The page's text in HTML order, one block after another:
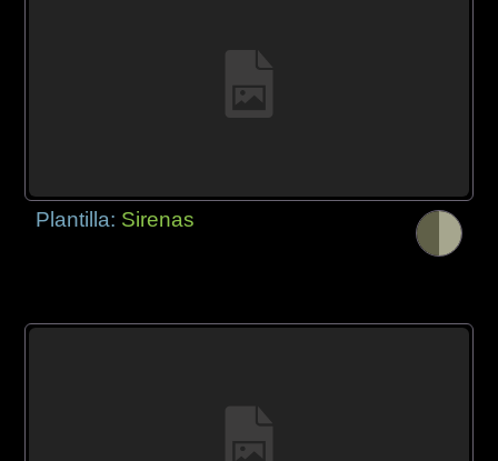
Plantilla: Sirenas